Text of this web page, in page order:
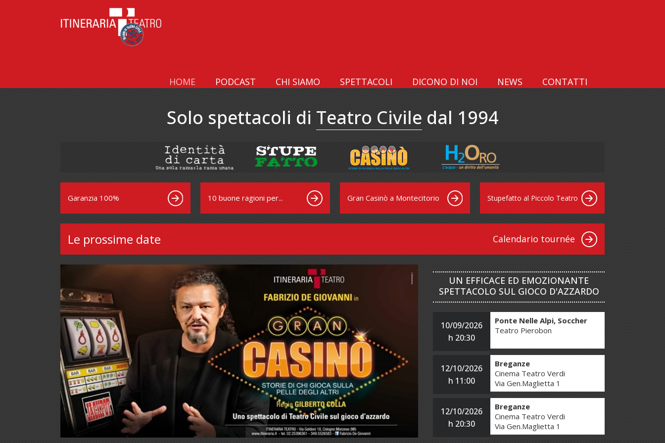
HOME PODCAST CHI SIAMO SPETTACOLI DICONO DI NOI NEWS CONTATTI
Solo spettacoli di Teatro Civile dal 1994
Garanzia 100% 10 buone ragioni per... Gran Casinò a Montecitorio Stupefatto al Piccolo Teatro
Le prossime date Calendario tournée
UN EFFICACE ED EMOZIONANTE
SPETTACOLO SUL GIOCO D'AZZARDO
10/09/2026
h 20:30
Ponte Nelle Alpi, Soccher
Teatro Pierobon
12/10/2026
h 11:00
Breganze
Cinema Teatro Verdi
Via Gen.Maglietta 1
12/10/2026
h 20:30
Breganze
Cinema Teatro Verdi
Via Gen.Maglietta 1